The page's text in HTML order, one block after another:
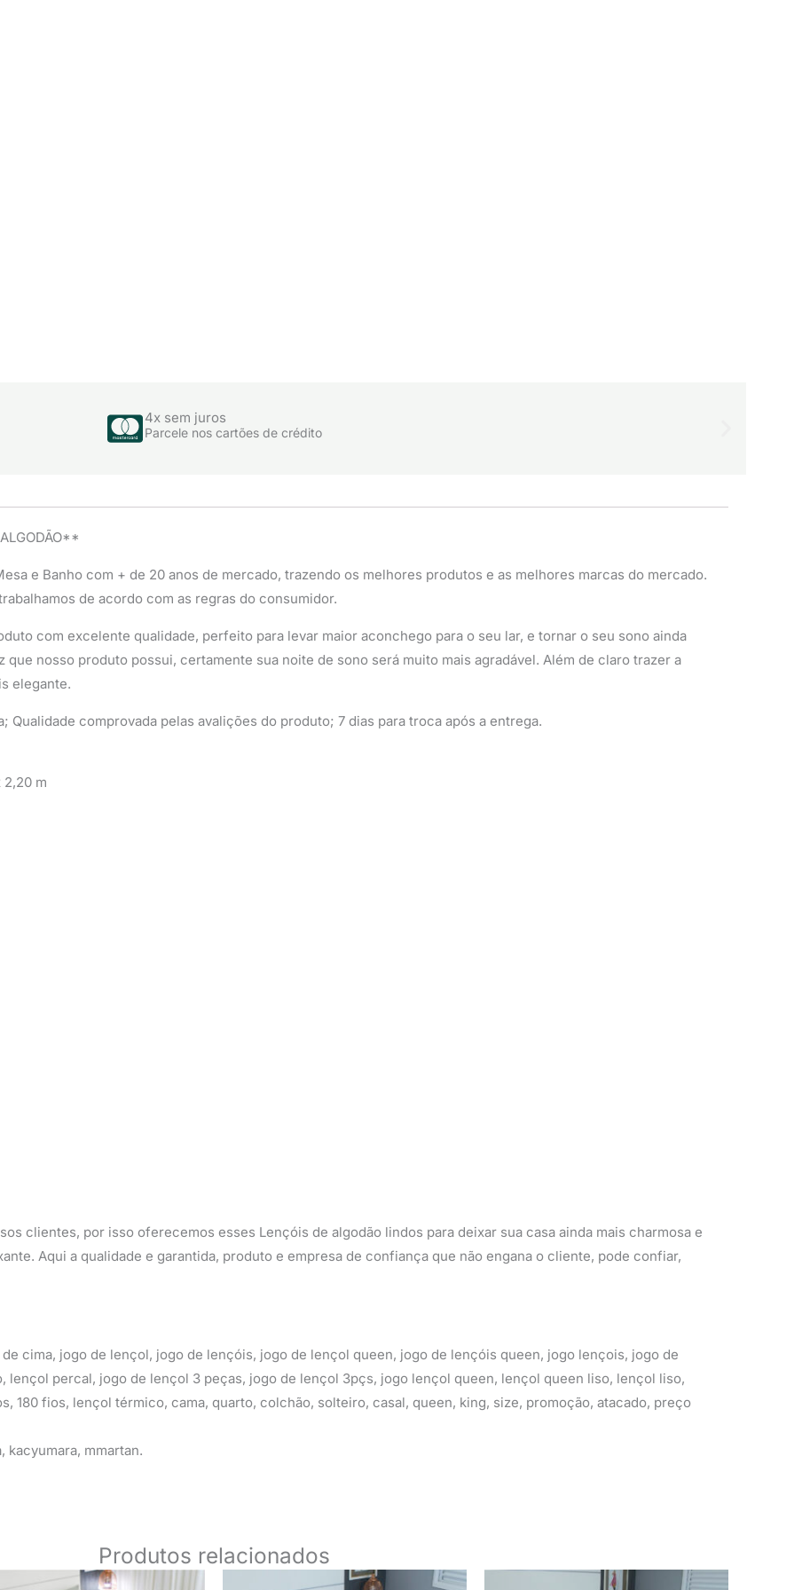
4x sem juros
Parcele nos cartões de crédito
e Banho com + de 20 anos de mercado, trazendo os melhores produtos e as melhores marcas do mercado.
de acordo com as regras do consumidor.
com excelente qualidade, perfeito para levar maior aconchego para o seu lar, e tornar o seu sono ainda
nosso produto possui, certamente sua noite de sono será muito mais agradável. Além de claro trazer a
elegante.
Qualidade comprovada pelas avalições do produto; 7 dias para troca após a entrega.
2,20 m
clientes, por isso oferecemos esses Lençóis de algodão lindos para deixar sua casa ainda mais charmosa e
Aqui a qualidade e garantida, produto e empresa de confiança que não engana o cliente, pode confiar,
cima, jogo de lençol, jogo de lençóis, jogo de lençol queen, jogo de lençóis queen, jogo lençois, jogo de
lençol percal, jogo de lençol 3 peças, jogo de lençol 3pçs, jogo lençol queen, lençol queen liso, lençol liso,
180 fios, lençol térmico, cama, quarto, colchão, solteiro, casal, queen, king, size, promoção, atacado, preço
kacyumara, mmartan.
Produtos relacionados
O
O
O